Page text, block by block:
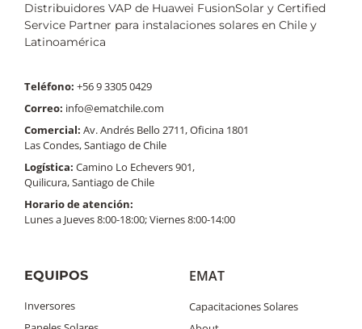
Distribuidores VAP de Huawei FusionSolar y Certified
Service Partner para instalaciones solares en Chile y
Latinoamérica
Teléfono: +56 9 3305 0429
Correo: info@ematchile.com
Comercial: Av. Andrés Bello 2711, Oficina 1801
Las Condes, Santiago de Chile
Logística: Camino Lo Echevers 901,
Quilicura, Santiago de Chile
Horario de atención:
Lunes a Jueves 8:00-18:00; Viernes 8:00-14:00
EQUIPOS
Inversores
EMAT
Capacitaciones Solares